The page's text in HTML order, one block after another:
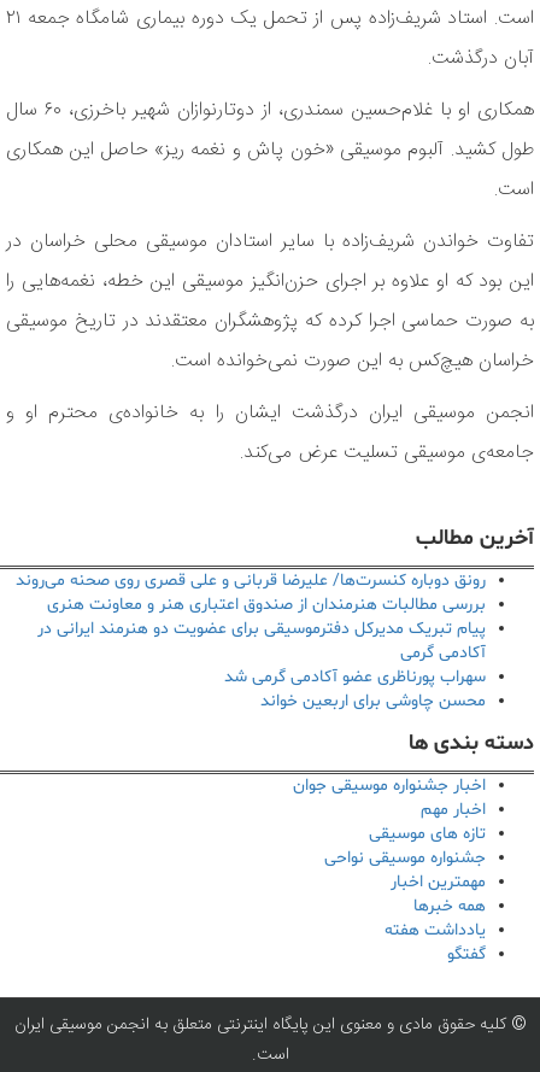
است. استاد شریف‌زاده پس از تحمل یک دوره بیماری شامگاه جمعه ۲۱
آبان درگذشت.
همکاری او با غلام‌حسین سمندری، از دوتارنوازان شهیر باخرزی، ۶۰ سال
طول کشید. آلبوم موسیقی «خون پاش و نغمه ریز» حاصل این همکاری
است.
تفاوت خواندن شریف‌زاده با سایر استادان موسیقی محلی خراسان در
این بود که او علاوه بر اجرای حزن‌انگیز موسیقی این خطه، نغمه‌هایی را
به صورت حماسی اجرا کرده که پژوهشگران معتقدند در تاریخ موسیقی
خراسان هیچ‌کس به این صورت نمی‌خوانده ‌است.
انجمن موسیقی ایران درگذشت ایشان را به خانواده‌ی محترم او و
جامعه‌ی موسیقی تسلیت عرض می‌کند.
آخرین مطالب
رونق دوباره کنسرت‌ها/ علیرضا قربانی و علی قصری روی صحنه می‌روند
بررسی مطالبات هنرمندان از صندوق اعتباری هنر و معاونت هنری
پیام تبریک مدیرکل دفترموسیقی برای عضویت دو هنرمند ایرانی در
آکادمی گرمی
سهراب پورناظری عضو آکادمی گرمی شد
محسن چاوشی برای اربعین خواند
دسته بندی ها
اخبار جشنواره موسیقی جوان
اخبار مهم
تازه های موسیقی
جشنواره موسیقی نواحی
مهمترین اخبار
همه خبرها
یادداشت هفته
گفتگو
© کلیه حقوق مادی و معنوی این پایگاه اینترنتی متعلق به انجمن موسیقی ایران
است.